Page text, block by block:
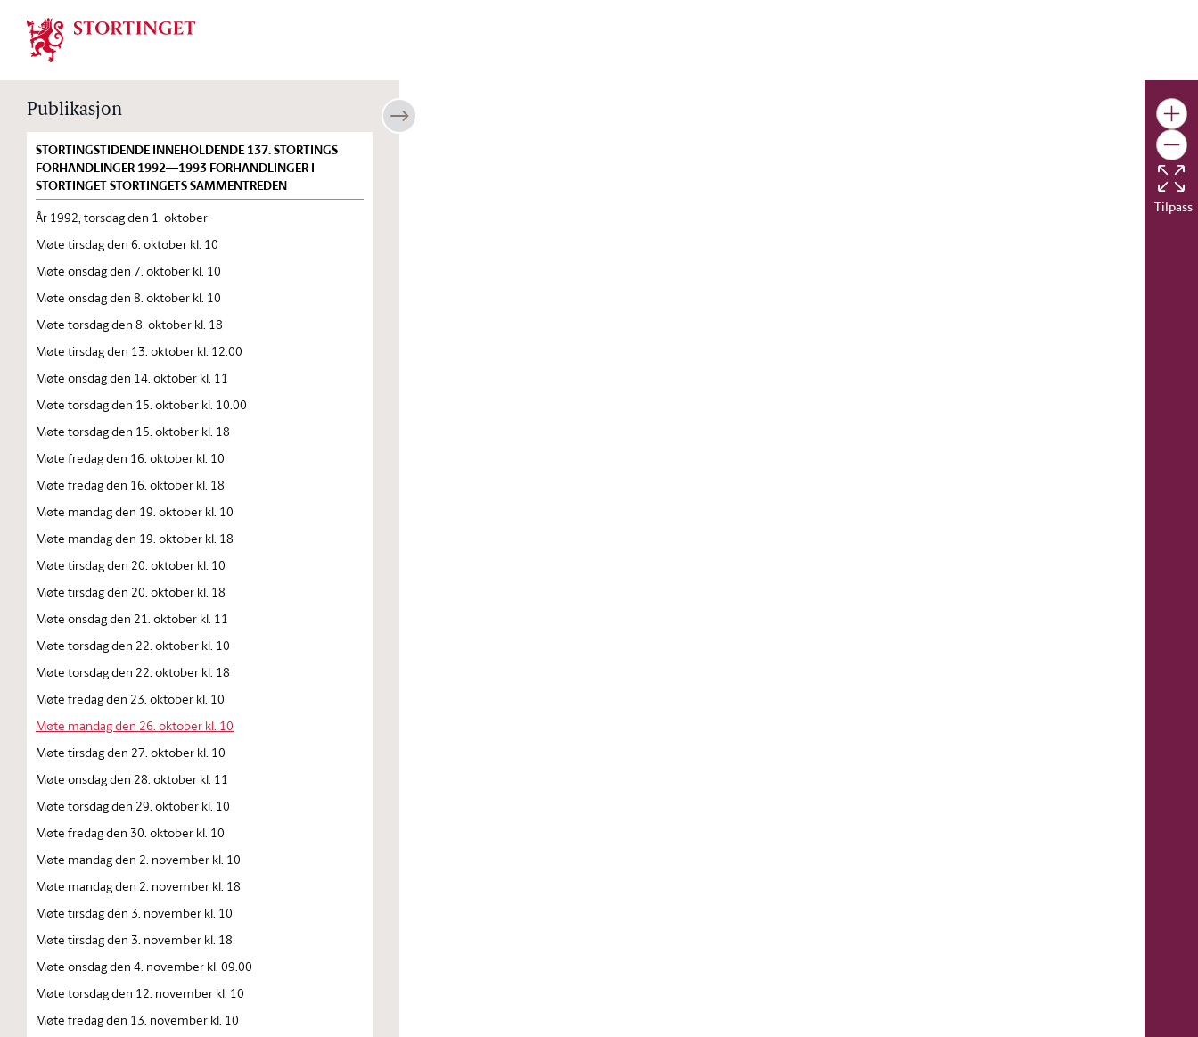
Stortinget.no
Publikasjon
STORTINGSTIDENDE INNEHOLDENDE 137. STORTINGS
FORHANDLINGER 1992—1993 FORHANDLINGER I
STORTINGET STORTINGETS SAMMENTREDEN
År 1992, torsdag den 1. oktober
Møte tirsdag den 6. oktober kl. 10
Møte onsdag den 7. oktober kl. 10
Møte onsdag den 8. oktober kl. 10
Møte torsdag den 8. oktober kl. 18
Møte tirsdag den 13. oktober kl. 12.00
Møte onsdag den 14. oktober kl. 11
Møte torsdag den 15. oktober kl. 10.00
Møte torsdag den 15. oktober kl. 18
Møte fredag den 16. oktober kl. 10
Møte fredag den 16. oktober kl. 18
Møte mandag den 19. oktober kl. 10
Møte mandag den 19. oktober kl. 18
Møte tirsdag den 20. oktober kl. 10
Møte tirsdag den 20. oktober kl. 18
Møte onsdag den 21. oktober kl. 11
Møte torsdag den 22. oktober kl. 10
Møte torsdag den 22. oktober kl. 18
Møte fredag den 23. oktober kl. 10
Møte mandag den 26. oktober kl. 10
Møte tirsdag den 27. oktober kl. 10
Møte onsdag den 28. oktober kl. 11
Møte torsdag den 29. oktober kl. 10
Møte fredag den 30. oktober kl. 10
Møte mandag den 2. november kl. 10
Møte mandag den 2. november kl. 18
Møte tirsdag den 3. november kl. 10
Møte tirsdag den 3. november kl. 18
Møte onsdag den 4. november kl. 09.00
Møte torsdag den 12. november kl. 10
Møte fredag den 13. november kl. 10